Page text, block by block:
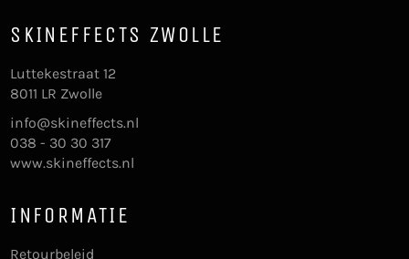
SKINEFFECTS ZWOLLE
Luttekestraat 12
8011 LR Zwolle
info@skineffects.nl
038 - 30 30 317
www.skineffects.nl
INFORMATIE
Retourbeleid